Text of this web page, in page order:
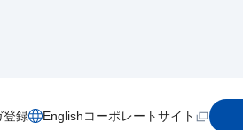
登録 Englishコーポレートサイト